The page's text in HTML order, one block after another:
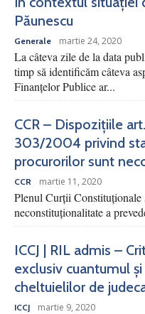
Păunescu
Generale martie 24, 2020
La câteva zile de la data
timp să identificăm câteva
Finanțelor Publice ar...
CCR – Dispozițiile
303/2004 privind
procurorilor sunt
CCR martie 11, 2020
Plenul Curții Constituționale
neconstituționalitate a
ICCJ | RIL admis –
exclusiv cuantumul
cheltuielilor de
ICCJ martie 9, 2020